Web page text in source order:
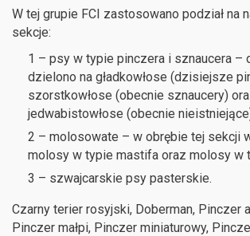
W tej grupie FCI zastosowano podział na
sekcje:
1 – psy w typie pinczera i sznaucera –
dzielono na gładkowłose (dzisiejsze
szorstkowłose (obecnie sznaucery)
jedwabistowłose (obecnie
2 – molosowate – w obrębie tej sekcji
molosy w typie mastifa oraz molosy w
3 – szwajcarskie psy pasterskie.
Czarny terier rosyjski, Doberman, Pinczer
Pinczer małpi, Pinczer miniaturowy,